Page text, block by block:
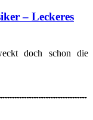
– Leckeres
doch schon die